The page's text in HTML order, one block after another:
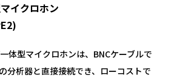
イクロホン
体型マイクロホンは、BNCケーブルで
分析器と直接接続でき、ローコストで